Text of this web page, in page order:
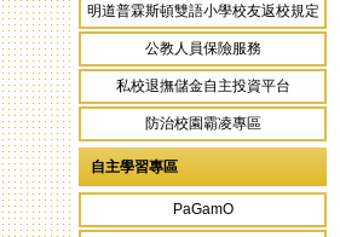
明道普霖斯頓雙語小學校友返校規定
公教人員保險服務
私校退撫儲金自主投資平台
防治校園霸凌專區
自主學習專區
PaGamO